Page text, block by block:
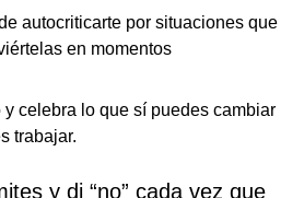
autocriticarte por situaciones que
en momentos
celebra lo que sí puedes cambiar
trabajar.
y di “no” cada vez que